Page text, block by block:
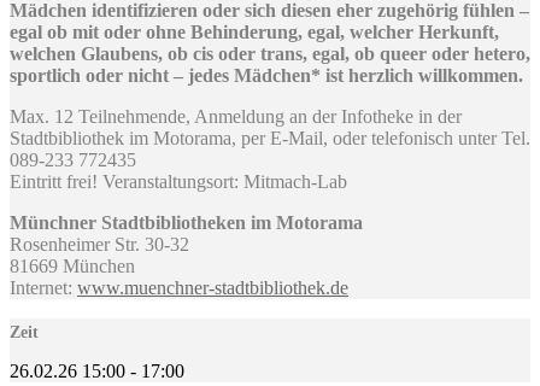
Mädchen identifizieren oder sich diesen eher zugehörig fühlen –
egal ob mit oder ohne Behinderung, egal, welcher Herkunft,
welchen Glaubens, ob cis oder trans, egal, ob queer oder hetero,
sportlich oder nicht – jedes Mädchen* ist herzlich willkommen.
Max. 12 Teilnehmende, Anmeldung an der Infotheke in der
Stadtbibliothek im Motorama, per E-Mail, oder telefonisch unter Tel.
089-233 772435
Eintritt frei! Veranstaltungsort: Mitmach-Lab
Münchner Stadtbibliotheken im Motorama
Rosenheimer Str. 30-32
81669 München
Internet: www.muenchner-stadtbibliothek.de
Zeit
26.02.26 15:00 - 17:00